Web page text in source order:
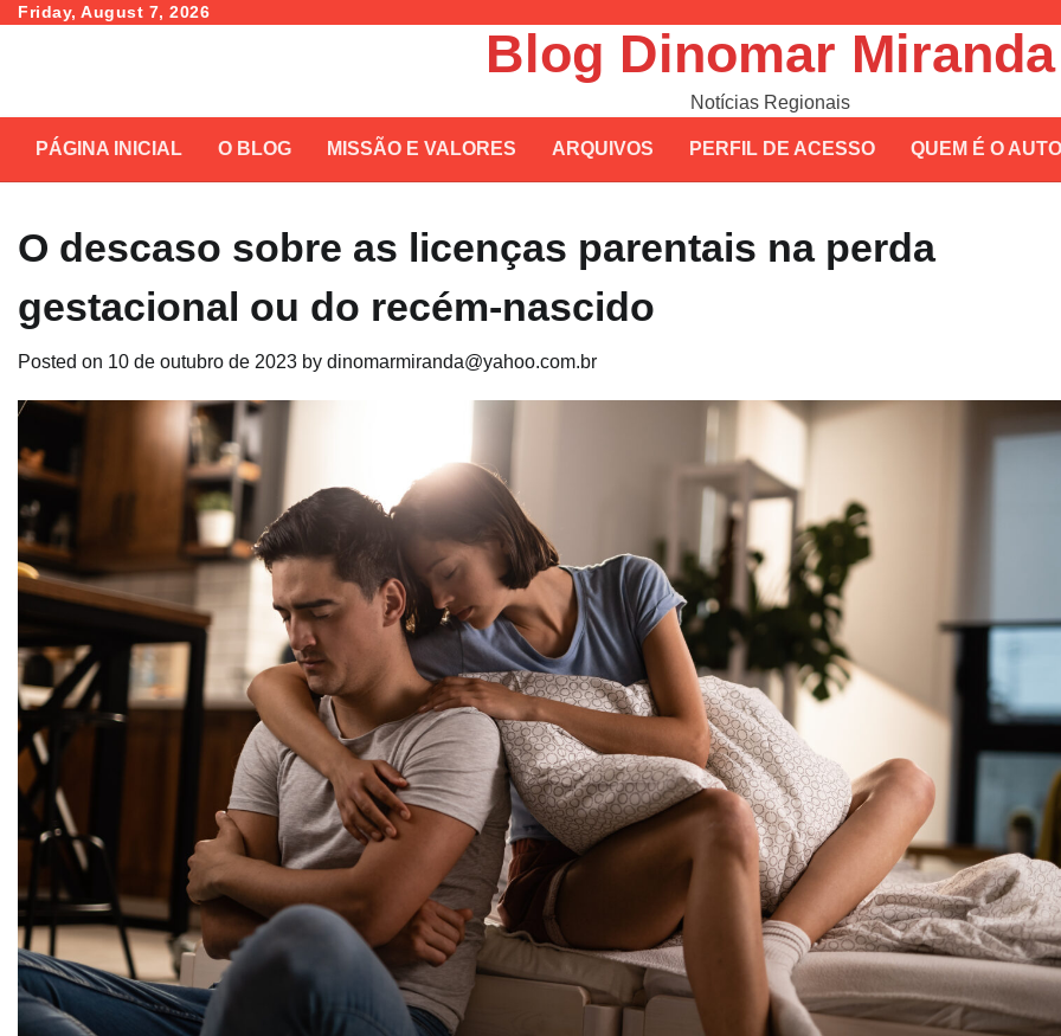
SkipFriday, August 7, 2026
Blog Dinomar Miranda
Notícias Regionais
PÁGINA INICIAL O BLOG MISSÃO E VALORES ARQUIVOS PERFIL DE ACESSO QUEM É O
O descaso sobre as licenças parentais na perda
gestacional ou do recém-nascido
Posted on 10 de outubro de 2023 by dinomarmiranda@yahoo.com.br